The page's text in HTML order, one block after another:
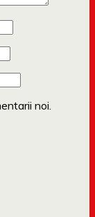
noi.